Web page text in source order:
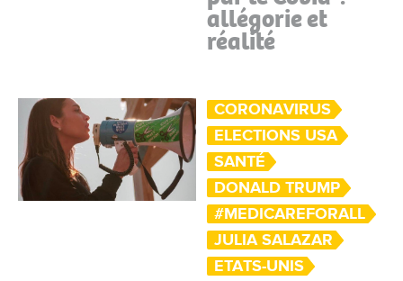
allégorie et
réalité
CORONAVIRUS
ELECTIONS USA
SANTÉ
DONALD TRUMP
#MEDICAREFORALL
JULIA SALAZAR
ETATS-UNIS